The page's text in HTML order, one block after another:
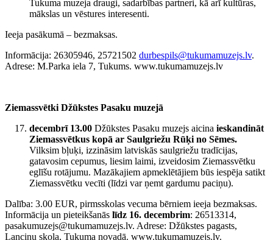
Tukuma muzeja draugi, sadarbības partneri, kā arī kultūras,
mākslas un vēstures interesenti.
Ieeja pasākumā – bezmaksas.
Informācija: 26305946, 25721502 durbespils@tukumamuzejs.lv.
Adrese: M.Parka iela 7, Tukums. www.tukumamuzejs.lv
Ziemassvētki Džūkstes Pasaku muzejā
decembrī 13.00 Džūkstes Pasaku muzejs aicina ieskandināt
Ziemassvētkus kopā ar Saulgriežu Rūķi no Sēmes.
Vilksim bļuķi, izzināsim latviskās saulgriežu tradīcijas,
gatavosim cepumus, liesim laimi, izveidosim Ziemassvētku
eglīšu rotājumu. Mazākajiem apmeklētājiem būs iespēja satikt
Ziemassvētku vecīti (līdzi var ņemt gardumu paciņu).
Dalība: 3.00 EUR, pirmsskolas vecuma bērniem ieeja bezmaksas.
Informācija un pieteikšanās līdz 16. decembrim: 26513314,
pasakumuzejs@tukumamuzejs.lv. Adrese: Džūkstes pagasts,
Lanciņu skola, Tukuma novadā. www.tukumamuzejs.lv.